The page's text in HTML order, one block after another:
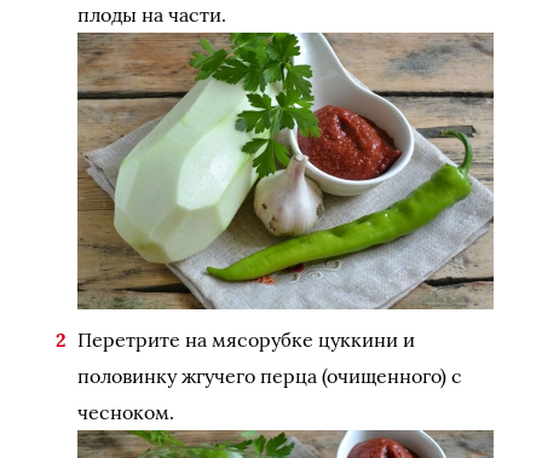
плоды на части.
Перетрите на мясорубке цуккини и
половинку жгучего перца (очищенного) с
чесноком.